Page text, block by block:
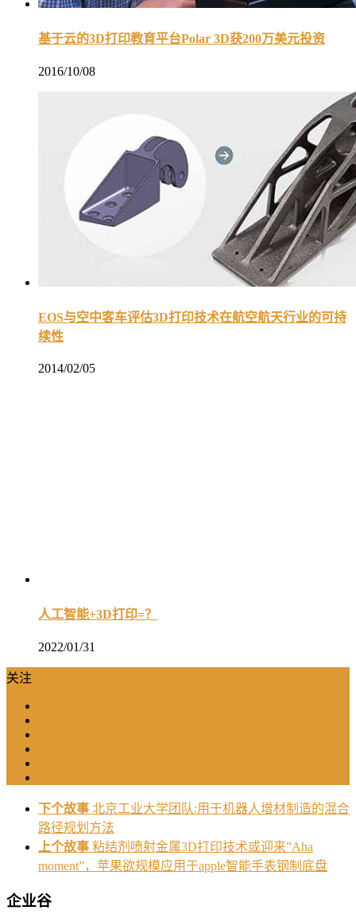
基于云的3D打印教育平台Polar 3D获200万美元投资
2016/10/08
EOS与空中客车评估3D打印技术在航空航天行业的可持
续性
2014/02/05
人工智能+3D打印=？
2022/01/31
关注
下个故事 北京工业大学团队:用于机器人增材制造的混合
路径规划方法
上个故事 粘结剂喷射金属3D打印技术或迎来”Aha
moment”，苹果欲规模应用于apple智能手表钢制底盘
企业谷